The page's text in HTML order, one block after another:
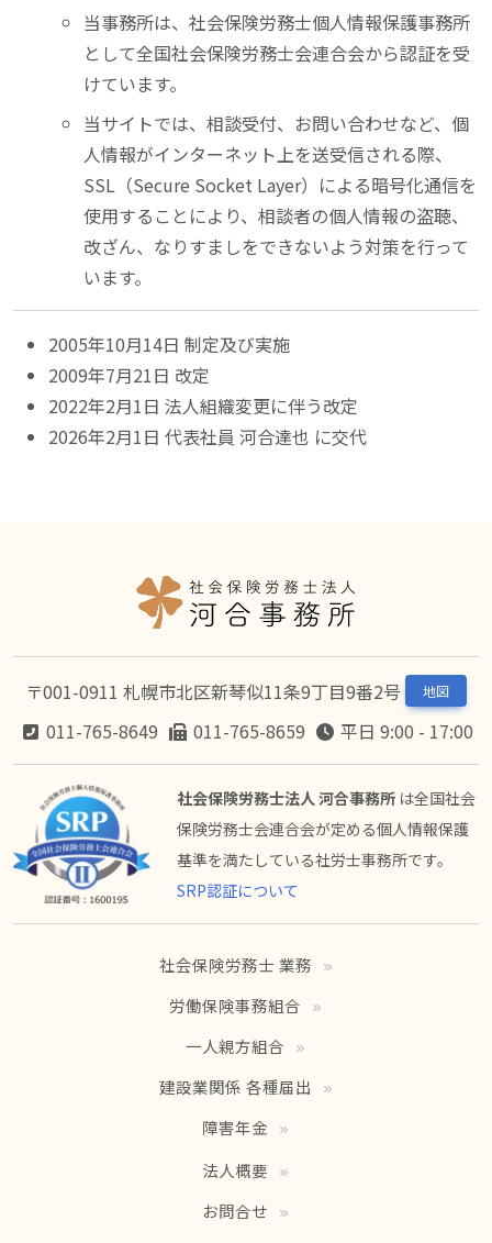
当事務所は、社会保険労務士個人情報保護事務所
として全国社会保険労務士会連合会から認証を受
けています。
当サイトでは、相談受付、お問い合わせなど、個
人情報がインターネット上を送受信される際、
SSL（Secure Socket Layer）による暗号化通信を
使用することにより、相談者の個人情報の盗聴、
改ざん、なりすましをできないよう対策を行って
います。
2005年10月14日 制定及び実施
2009年7月21日 改定
2022年2月1日 法人組織変更に伴う改定
2026年2月1日 代表社員 河合達也 に交代
〒001-0911 札幌市北区新琴似11条9丁目9番2号 地図
011-765-8649 011-765-8659 平日 9:00 - 17:00
社会保険労務士法人 河合事務所 は全国社会
保険労務士会連合会が定める個人情報保護
基準を満たしている社労士事務所です。
SRP認証について
社会保険労務士 業務
労働保険事務組合
一人親方組合
建設業関係 各種届出
障害年金
法人概要
お問合せ